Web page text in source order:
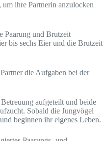
ihre Partnerin anzulocken
Paarung und Brutzeit
bis sechs Eier und die Brutzeit
die Aufgaben bei der
aufgeteilt und beide
Sobald die Jungvögel
beginnen ihr eigenes Leben.